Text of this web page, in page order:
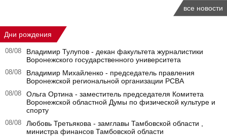
все новости
Дни рождения
08/08
Владимир Тулупов - декан факультета журналистики
Воронежского государственного университета
08/08
Владимир Михайленко - председатель правления
Воронежской региональной организации РСВА
08/08
Ольга Ортина - заместитель председателя Комитета
Воронежской областной Думы по физической культуре и
спорту
08/08
Любовь Третьякова - замглавы Тамбовской области ,
министра финансов Тамбовской области